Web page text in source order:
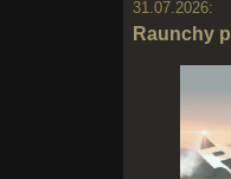
31.07.2026:
Raunchy